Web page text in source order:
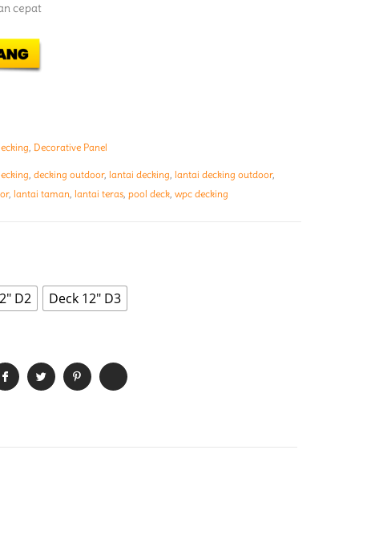
cepat
Decorative Panel
decking outdoor, lantai decking lantai decking outdoor,
, lantai taman lantai teras pool deck wpc decking
D2 Deck 12" D3